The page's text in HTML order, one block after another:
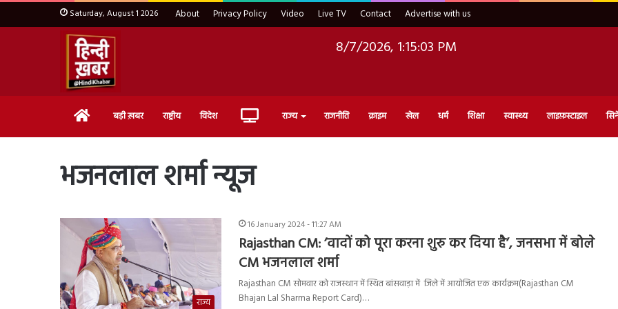
Saturday, August 1 2026 About Privacy Policy Video Live TV Contact Advertise with us
8/7/2026, 1:15:04 PM
Home बड़ी ख़बर राष्ट्रीय विदेश Live राज्य राजनीति क्राइम खेल धर्म शिक्षा स्वास्थ्य लाइफ़स्टाइल
भजनलाल शर्मा न्यूज
राज्य
16 January 2024 - 11:27 AM
Rajasthan CM: ‘वादों को पूरा करना शुरु कर दिया है’, जनसभा में बोले
CM भजनलाल शर्मा
Rajasthan CM सोमवार को राजस्थान में स्थित बांसवाड़ा में जिले में आयोजित एक कार्यक्रम(Rajasthan CM
Bhajan Lal Sharma Report Card)…